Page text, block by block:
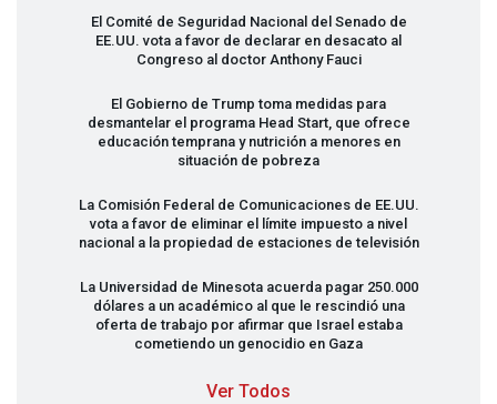
El Comité de Seguridad Nacional del Senado de
EE.UU. vota a favor de declarar en desacato al
Congreso al doctor Anthony Fauci
El Gobierno de Trump toma medidas para
desmantelar el programa Head Start, que ofrece
educación temprana y nutrición a menores en
situación de pobreza
La Comisión Federal de Comunicaciones de EE.UU.
vota a favor de eliminar el límite impuesto a nivel
nacional a la propiedad de estaciones de televisión
La Universidad de Minesota acuerda pagar 250.000
dólares a un académico al que le rescindió una
oferta de trabajo por afirmar que Israel estaba
cometiendo un genocidio en Gaza
Ver Todos